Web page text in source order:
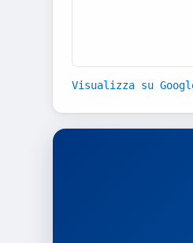
Visualizza su